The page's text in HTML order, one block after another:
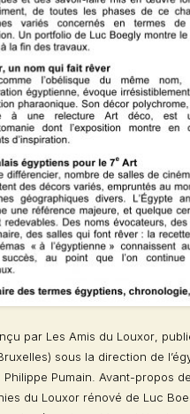
par Les Amis du Louxor,
sous la direction de
Philippe Pumain. Avant-propos
du Louxor rénové de Luc